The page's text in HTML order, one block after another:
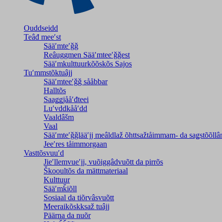
Ouddseidd
Teâđ meeʹst
Sääʹmteʹǧǧ
Reâuggmen Sääʹmteeʹǧǧest
Sääʹmkulttuurkõõskõs Sajos
Tuʹmmstõktuâjj
Sääʹmteeʹǧǧ sååbbar
Halltõs
Saaǥǥjååʹđteei
Luʹvddkååʹdd
Vaaldâšm
Vaal
Sääʹmteʹǧǧlääʹjj meâldlaž õhttsažtåimmam- da
Jeeʹres tåimmorgaan
Vasttõsvuuʹd
Jieʹllemvueʹjj, vuõiggâdvuõtt da pirrõs
Škooultõs da mättmateriaal
Kulttuur
Sääʹmǩiõll
Sosiaal da tiõrvâsvuõtt
Meeraikõskksaž tuâjj
Päärna da nuõr